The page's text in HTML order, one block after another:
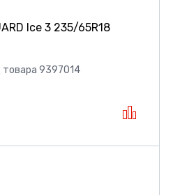
Ice 3 235/65R18
товара 9397014